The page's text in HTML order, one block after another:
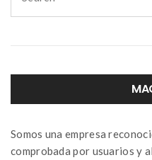
Somos una empresa
comprobada por usuarios y